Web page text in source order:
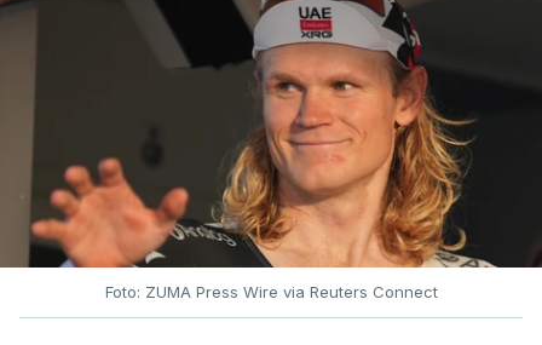
Foto: ZUMA Press Wire via Reuters Connect